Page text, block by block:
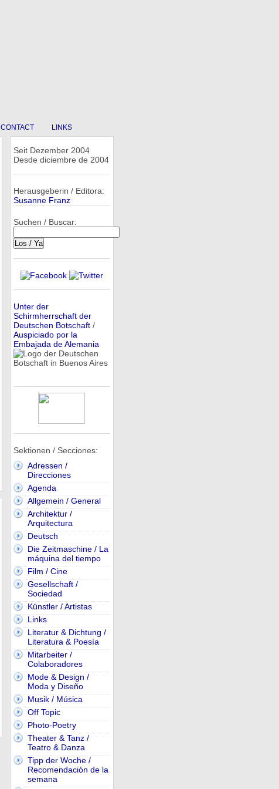
CONTACT LINKS
Seit Dezember 2004
Desde diciembre de 2004
Herausgeberin / Editora:
Susanne Franz
Suchen / Buscar:
Unter der
Schirmherrschaft der
Deutschen Botschaft/
Auspiciado por la
Embajada de Alemania
Sektionen / Secciones:
Adressen /
Direcciones
Agenda
Allgemein / General
Architektur /
Arquitectura
Deutsch
Die Zeitmaschine / La
máquina del tiempo
Film / Cine
Gesellschaft /
Sociedad
Künstler / Artistas
Links
Literatur & Dichtung /
Literatura & Poesía
Mitarbeiter /
Colaboradores
Mode & Design /
Moda y Diseño
Musik / Música
Off Topic
Photo-Poetry
Theater & Tanz /
Teatro & Danza
Tipp der Woche /
Recomendación de la
semana